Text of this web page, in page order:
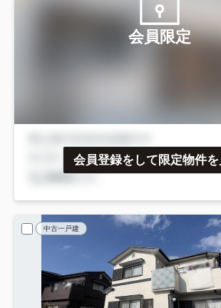
会員限定
会員登録をして限定物件を
中古一戸建